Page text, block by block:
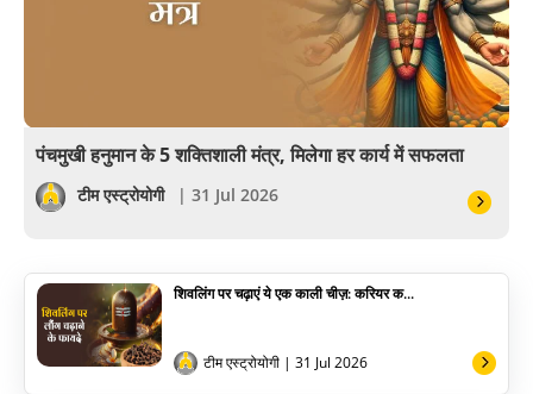
वास्तु
सेलिब्रिटी
योग
अन्य
पंचमुखी हनुमान के 5 शक्तिशाली मंत्र, मिलेगा हर कार्य में सफलता
टीम एस्ट्रोयोगी | 31 Jul 2026
शिवलिंग पर चढ़ाएं ये एक काली चीज़: करियर क...
टीम एस्ट्रोयोगी | 31 Jul 2026